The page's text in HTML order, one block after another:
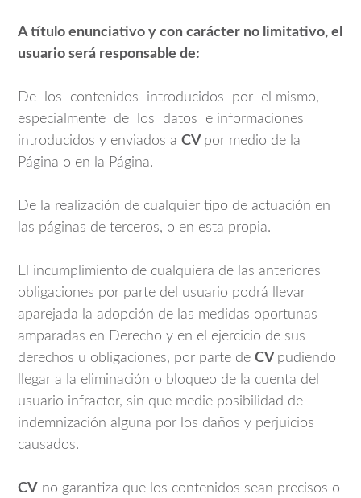
A título enunciativo y con carácter no limitativo, el
usuario será responsable de:
De los contenidos introducidos por el mismo,
especialmente de los datos e informaciones
introducidos y enviados a CV por medio de la
Página o en la Página.
De la realización de cualquier tipo de actuación en
las páginas de terceros, o en esta propia.
El incumplimiento de cualquiera de las anteriores
obligaciones por parte del usuario podrá llevar
aparejada la adopción de las medidas oportunas
amparadas en Derecho y en el ejercicio de sus
derechos u obligaciones, por parte de CV pudiendo
llegar a la eliminación o bloqueo de la cuenta del
usuario infractor, sin que medie posibilidad de
indemnización alguna por los daños y perjuicios
causados.
CV no garantiza que los contenidos sean precisos o